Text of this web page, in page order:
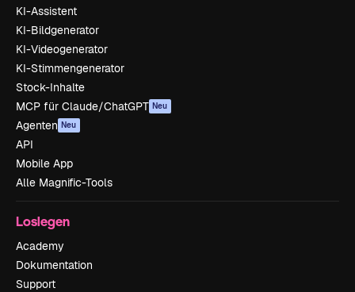
KI-Assistent
KI-Bildgenerator
KI-Videogenerator
KI-Stimmengenerator
Stock-Inhalte
MCP für Claude/ChatGPT Neu
Agenten Neu
API
Mobile App
Alle Magnific-Tools
Loslegen
Academy
Dokumentation
Support